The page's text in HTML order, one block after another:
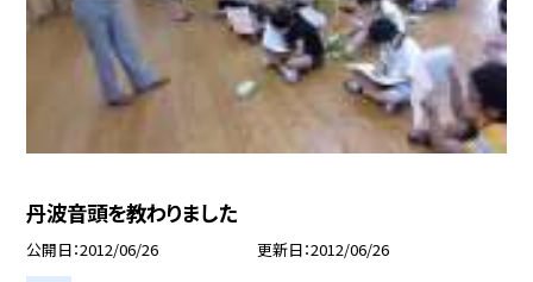
丹波音頭を教わりました
公開日 2012/06/26 更新日 2012/06/26